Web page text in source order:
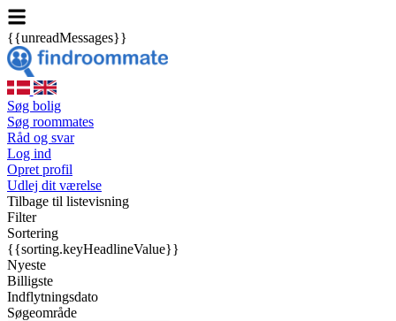
{{unreadMessages}}
Søg bolig
Søg roommates
Råd og svar
Log ind
Opret profil
Udlej dit værelse
Tilbage til listevisning
Filter
Sortering
{{sorting.keyHeadlineValue}}
Nyeste
Billigste
Indflytningsdato
Søgeområde